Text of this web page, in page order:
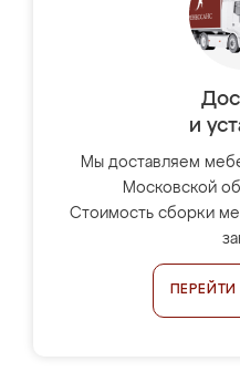
и
Мы доставляем
Московской
Стоимость сборки